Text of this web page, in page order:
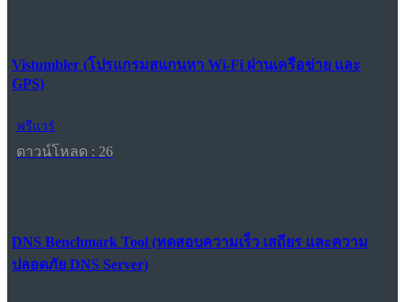
Vistumbler (โปรแกรมสแกนหา Wi-Fi ผ่านเครือข่าย และ
GPS)
ฟรีแวร์
ดาวน์โหลด : 26
DNS Benchmark Tool (ทดสอบความเร็ว เสถียร และความ
ปลอดภัย DNS Server)